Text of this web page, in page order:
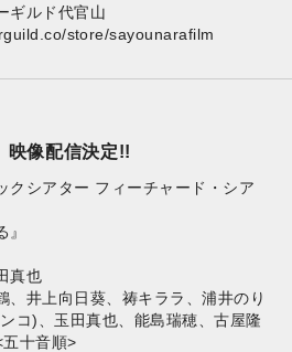
ギルド代官山
store/sayounarafilm
映像配信決定!!
クシアター フィーチャード・シア
真也
、井上向日葵、祷キララ、浦井のり
コ)、玉田真也、能島瑞穂、古屋隆
十音順>